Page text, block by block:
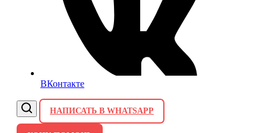
ВКонтакте
НАПИСАТЬ В WHATSAPP